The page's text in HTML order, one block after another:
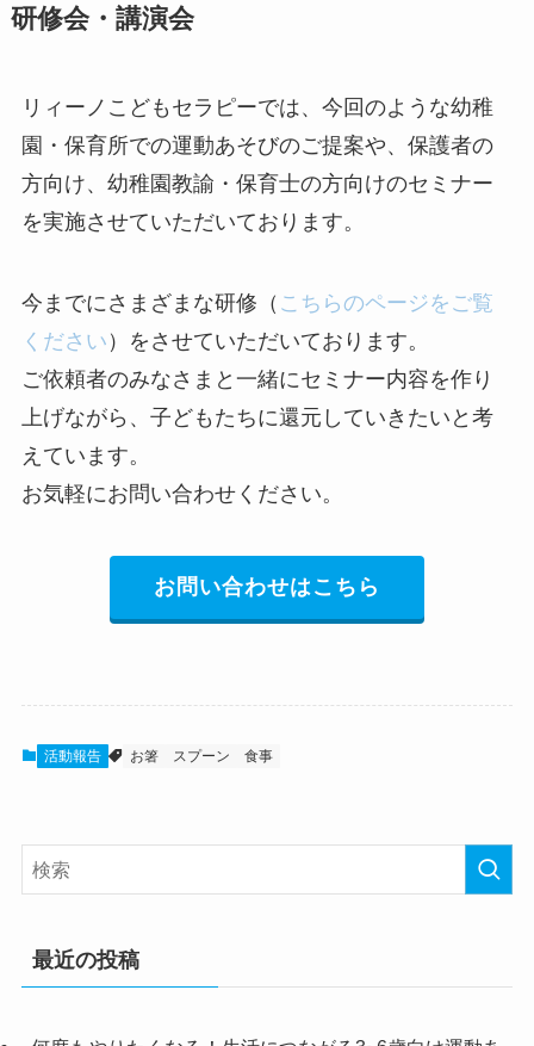
研修会・講演会
リィーノこどもセラピーでは、今回のような幼稚
園・保育所での運動あそびのご提案や、保護者の
方向け、幼稚園教諭・保育士の方向けのセミナー
を実施させていただいております。
今までにさまざまな研修（ こちらのページをご覧
ください ）をさせていただいております。
ご依頼者のみなさまと一緒にセミナー内容を作り
上げながら、子どもたちに還元していきたいと考
えています。
お気軽にお問い合わせください。
お問い合わせはこちら
活動報告 お箸 スプーン 食事
最近の投稿